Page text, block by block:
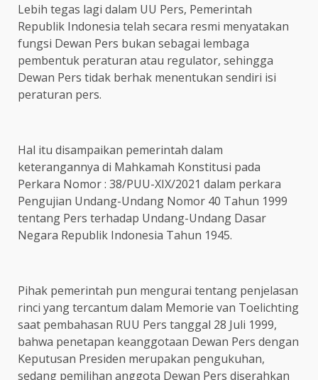
Lebih tegas lagi dalam UU Pers, Pemerintah
Republik Indonesia telah secara resmi menyatakan
fungsi Dewan Pers bukan sebagai lembaga
pembentuk peraturan atau regulator, sehingga
Dewan Pers tidak berhak menentukan sendiri isi
peraturan pers.
Hal itu disampaikan pemerintah dalam
keterangannya di Mahkamah Konstitusi pada
Perkara Nomor : 38/PUU-XIX/2021 dalam perkara
Pengujian Undang-Undang Nomor 40 Tahun 1999
tentang Pers terhadap Undang-Undang Dasar
Negara Republik Indonesia Tahun 1945.
Pihak pemerintah pun mengurai tentang penjelasan
rinci yang tercantum dalam Memorie van Toelichting
saat pembahasan RUU Pers tanggal 28 Juli 1999,
bahwa penetapan keanggotaan Dewan Pers dengan
Keputusan Presiden merupakan pengukuhan,
sedang pemilihan anggota Dewan Pers diserahkan